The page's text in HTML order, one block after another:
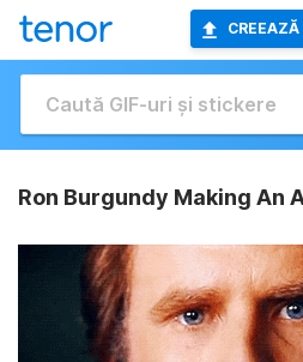
CREEAZĂ
Ron Burgundy Making An